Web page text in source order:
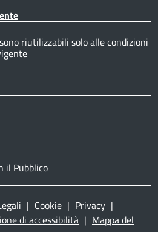
riutilizzabili solo alle condizioni
il Pubblico
| Cookie | Privacy |
di accessibilità | Mappa del